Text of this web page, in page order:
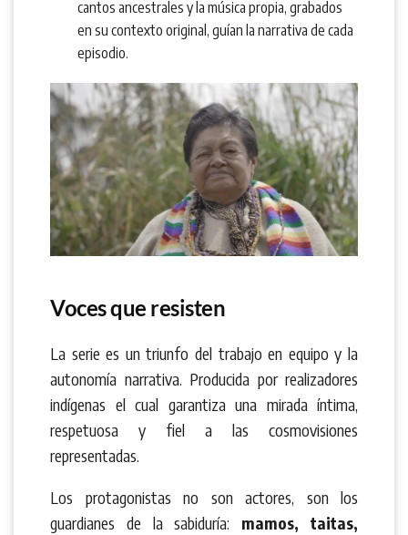
cantos ancestrales y la música propia, grabados
en su contexto original, guían la narrativa de cada
episodio.
Voces que resisten
La serie es un triunfo del trabajo en equipo y la
autonomía narrativa. Producida por realizadores
indígenas el cual garantiza una mirada íntima,
respetuosa y fiel a las cosmovisiones
representadas.
Los protagonistas no son actores, son los
guardianes de la sabiduría: mamos, taitas,